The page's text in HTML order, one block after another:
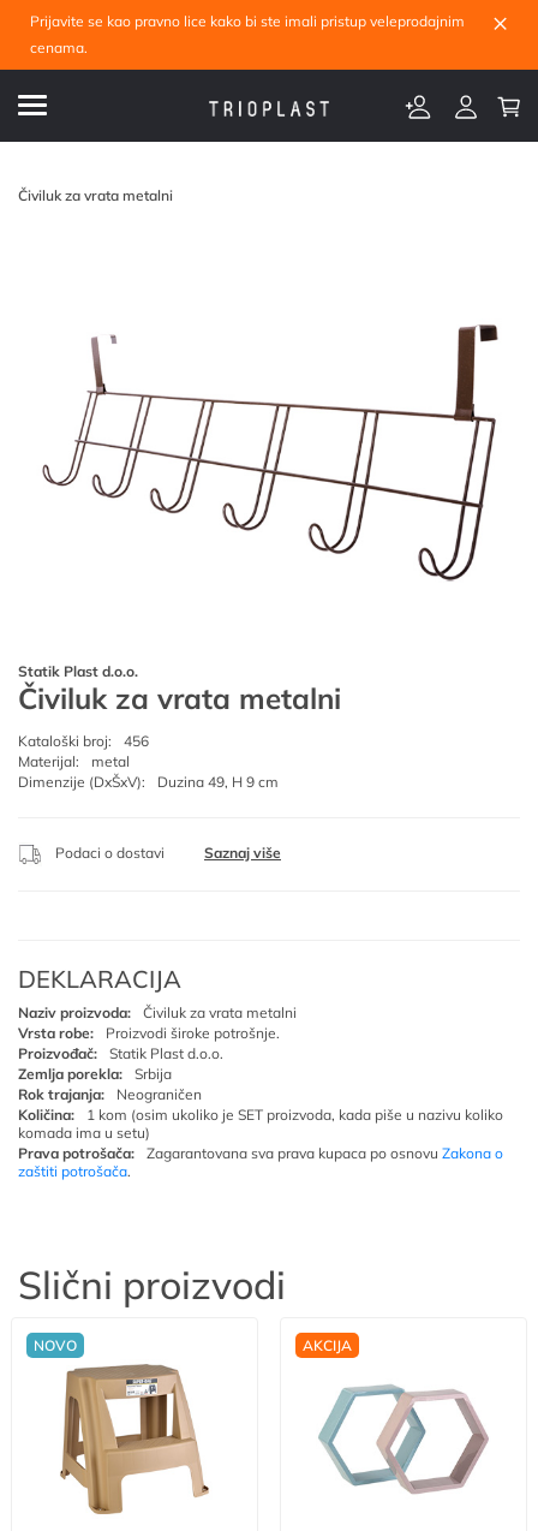
Prijavite se kao pravno lice kako bi ste imali pristup veleprodajnim
cenama.
×
Čiviluk za vrata metalni
Statik Plast d.o.o.
Čiviluk za vrata metalni
Kataloški broj:
456
Materijal:
metal
Dimenzije (DxŠxV):
Duzina 49, H 9 cm
Podaci o dostavi Saznaj više
DEKLARACIJA
Naziv proizvoda:
Čiviluk za vrata metalni
Vrsta robe:
Proizvodi široke potrošnje.
Proizvođač:
Statik Plast d.o.o.
Zemlja porekla:
Srbija
Rok trajanja:
Neograničen
Količina:
1 kom (osim ukoliko je SET proizvoda, kada piše u nazivu koliko
komada ima u setu)
Prava potrošača:
Zagarantovana sva prava kupaca po osnovu Zakona o
zaštiti potrošača.
Slični proizvodi
NOVO AKCIJA